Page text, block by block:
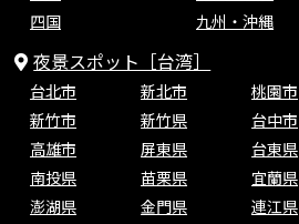
四国
九州・沖縄
夜景スポット［台湾］
台北市 新北市 桃園市
新竹市
新竹県 台中市
高雄市
屏東県 台東県
南投県
苗栗県 宜蘭県
澎湖県
金門県 連江県